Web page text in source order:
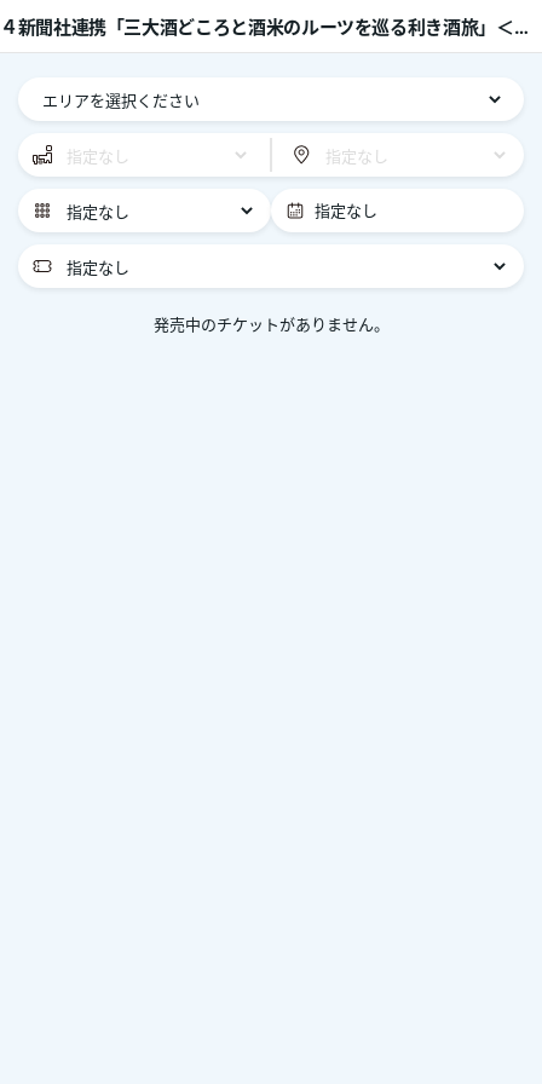
４新聞社連携「三大酒どころと酒米のルーツを巡る利き酒旅」＜兵庫灘エリア＞
発売中のチケットがありません。